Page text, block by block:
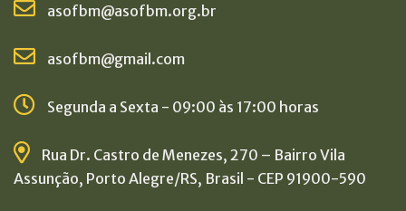
asofbm@asofbm.org.br
asofbm@gmail.com
Segunda a Sexta - 09:00 às 17:00 horas
Rua Dr. Castro de Menezes, 270 – Bairro Vila
Assunção, Porto Alegre/RS, Brasil - CEP 91900-590